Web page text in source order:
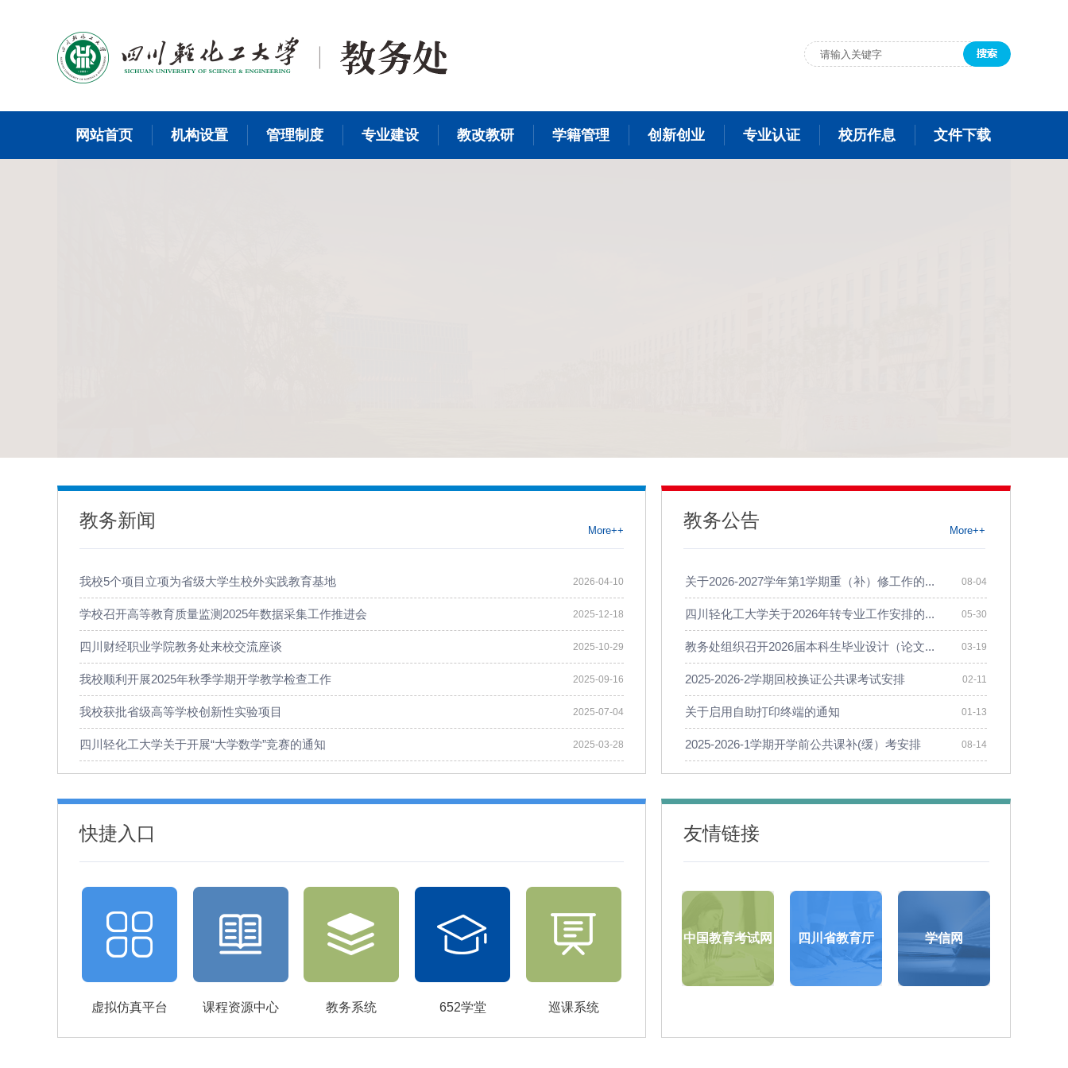
网站首页 机构设置 管理制度 专业建设 教改教研 学籍管理 创新创业 专业认证 校历作息 文件下载
教务新闻 More++
我校5个项目立项为省级大学生校外实践教育基地 2026-04-10
学校召开高等教育质量监测2025年数据采集工作推进会 2025-12-18
四川财经职业学院教务处来校交流座谈 2025-10-29
我校顺利开展2025年秋季学期开学教学检查工作 2025-09-16
我校获批省级高等学校创新性实验项目 2025-07-04
四川轻化工大学关于开展“大学数学”竞赛的通知 2025-03-28
快捷入口
虚拟仿真平台 课程资源中心 教务系统 652学堂 巡课系统
教务公告 More++
关于2026-2027学年第1学期重（补）修工作的... 08-04
四川轻化工大学关于2026年转专业工作安排的... 05-30
教务处组织召开2026届本科生毕业设计（论文... 03-19
2025-2026-2学期回校换证公共课考试安排 02-11
关于启用自助打印终端的通知 01-13
2025-2026-1学期开学前公共课补(缓）考安排 08-14
友情链接
中国教育考试网 四川省教育厅 学信网